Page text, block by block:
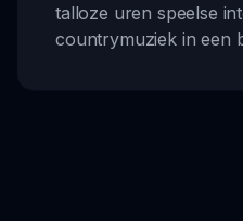
talloze uren speelse
countrymuziek in een